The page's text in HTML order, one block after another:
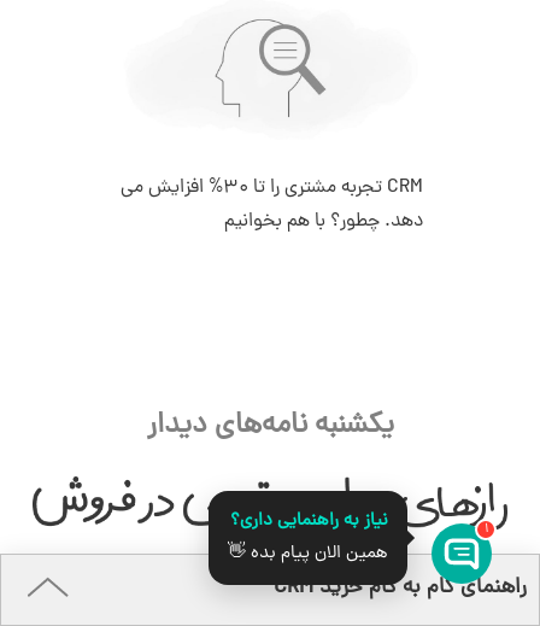
راهنمای گام به گام خرید CRM
CRM تجربه مشتری را تا 30% افزایش می
دهد. چطور؟ با هم بخوانیم
یکشنبه نامه‌های دیدار
بیش از ۱۰۰.۰۰۰ فروشنده حرفه‌ای هر هفته توصیه‌های عملی ما را
نیاز به راهنمایی داری؟
همین الان پیام بده 👋
1
قدرت گرفته از